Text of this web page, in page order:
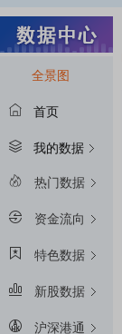
全景图
首页
我的数据
热门数据
资金流向
特色数据
新股数据
沪深港通